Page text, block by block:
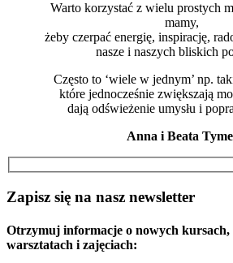
Warto korzystać z wielu prostych
mamy,
żeby czerpać energię, inspirację,
nasze i naszych bliskich
Często to ‘wiele w jednym’ np.
które jednocześnie zwiększają
dają odświeżenie umysłu i
Anna i Beata
Zapisz się na nasz newsletter
Otrzymuj informacje o nowych kursach,
warsztatach i zajęciach: